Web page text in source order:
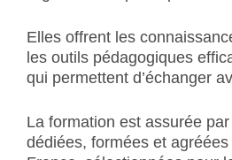
Elles offrent les
les outils pédagogiques
qui permettent d’échanger
La formation est assurée
dédiées, formées et agréées